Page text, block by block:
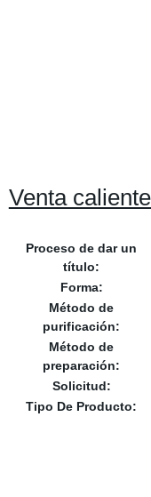
Venta
Proceso de dar un
título:
Forma:
Método de
purificación:
Método de
preparación:
Solicitud:
Tipo De Producto: